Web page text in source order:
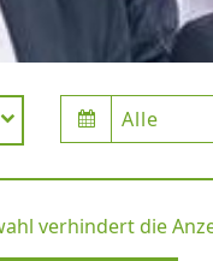
Alle
verhindert die